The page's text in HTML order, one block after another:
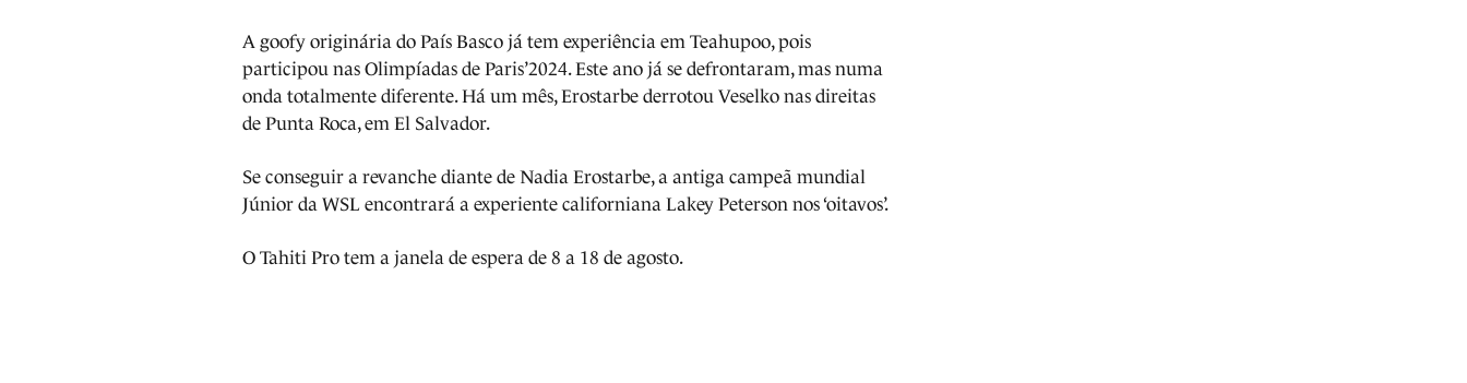
A goofy originária do País Basco já tem experiência em Teahupoo, pois
participou nas Olimpíadas de Paris’2024. Este ano já se defrontaram, mas numa
onda totalmente diferente. Há um mês, Erostarbe derrotou Veselko nas direitas
de Punta Roca, em El Salvador.
Se conseguir a revanche diante de Nadia Erostarbe, a antiga campeã mundial
Júnior da WSL encontrará a experiente californiana Lakey Peterson nos ‘oitavos’.
O Tahiti Pro tem a janela de espera de 8 a 18 de agosto.